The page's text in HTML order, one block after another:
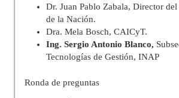
Dr. Juan Pablo Zabala, Director
de la Nación.
Dra. Mela Bosch, CAICyT.
Ing. Sergio Antonio Blanco,
Tecnologías de Gestión, INAP
Ronda de preguntas